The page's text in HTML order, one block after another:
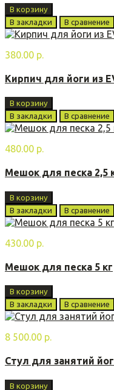
В корзину
В закладки
В сравнение
380.00 р.
Кирпич для йоги из
В корзину
В закладки
В сравнение
480.00 р.
Мешок для песка 2,5
В корзину
В закладки
В сравнение
430.00 р.
Мешок для песка 5 кг
В корзину
В закладки
В сравнение
8 500.00 р.
Стул для занятий
В корзину